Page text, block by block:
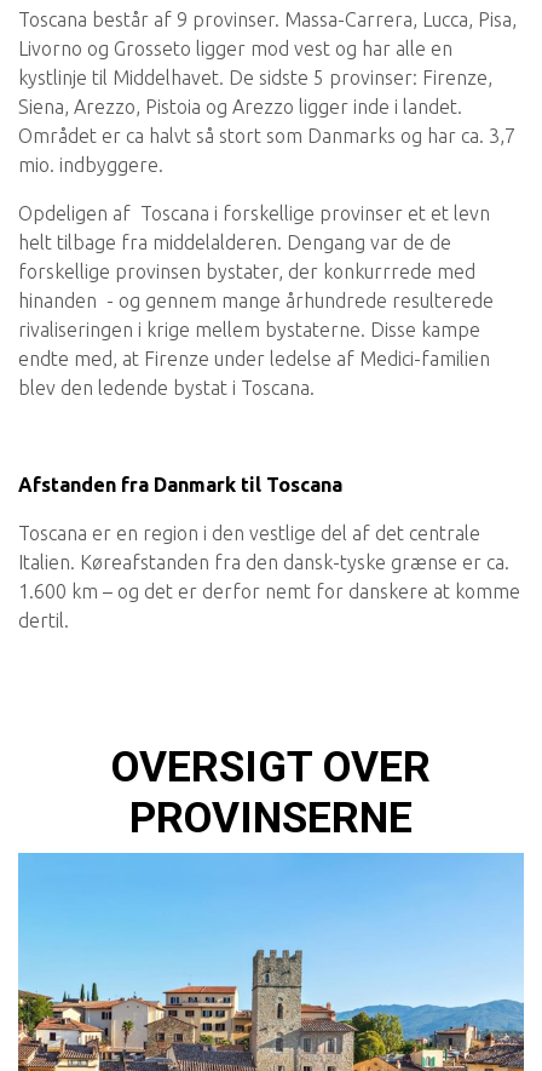
Toscana består af 9 provinser. Massa-Carrera, Lucca, Pisa,
Livorno og Grosseto ligger mod vest og har alle en
kystlinje til Middelhavet. De sidste 5 provinser: Firenze,
Siena, Arezzo, Pistoia og Arezzo ligger inde i landet.
Området er ca halvt så stort som Danmarks og har ca. 3,7
mio. indbyggere.
Opdeligen af Toscana i forskellige provinser et et levn
helt tilbage fra middelalderen. Dengang var de de
forskellige provinsen bystater, der konkurrrede med
hinanden - og gennem mange århundrede resulterede
rivaliseringen i krige mellem bystaterne. Disse kampe
endte med, at Firenze under ledelse af Medici-familien
blev den ledende bystat i Toscana.
Afstanden fra Danmark til Toscana
Toscana er en region i den vestlige del af det centrale
Italien. Køreafstanden fra den dansk-tyske grænse er ca.
1.600 km – og det er derfor nemt for danskere at komme
dertil.
OVERSIGT OVER
PROVINSERNE